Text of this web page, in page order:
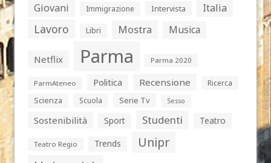
Giovani Immigrazione Intervista Italia
Lavoro Libri Mostra Musica
Netflix Parma Parma 2020
ParmAteneo Politica Recensione
Ricerca
Scienza
Scuola Serie Tv Sesso
Sostenibilità Sport Studenti Teatro
Teatro Regio Trends Unipr